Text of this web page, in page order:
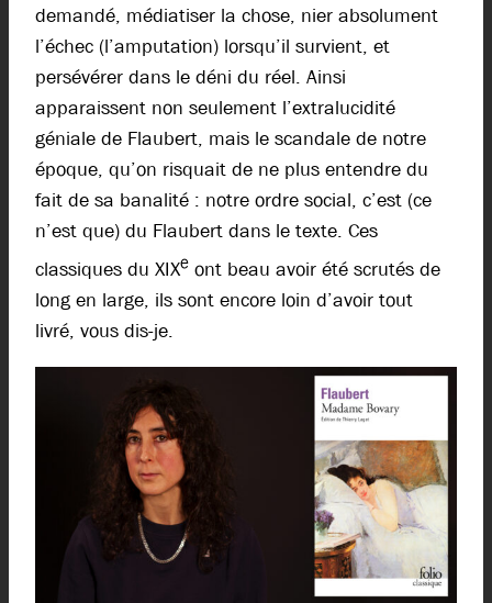
demandé, médiatiser la chose, nier absolument
l’échec (l’amputation) lorsqu’il survient, et
persévérer dans le déni du réel. Ainsi
apparaissent non seulement l’extralucidité
géniale de Flaubert, mais le scandale de notre
époque, qu’on risquait de ne plus entendre du
fait de sa banalité : notre ordre social, c’est (ce
n’est que) du Flaubert dans le texte. Ces
classiques du XIXe ont beau avoir été scrutés de
long en large, ils sont encore loin d’avoir tout
livré, vous dis-je.